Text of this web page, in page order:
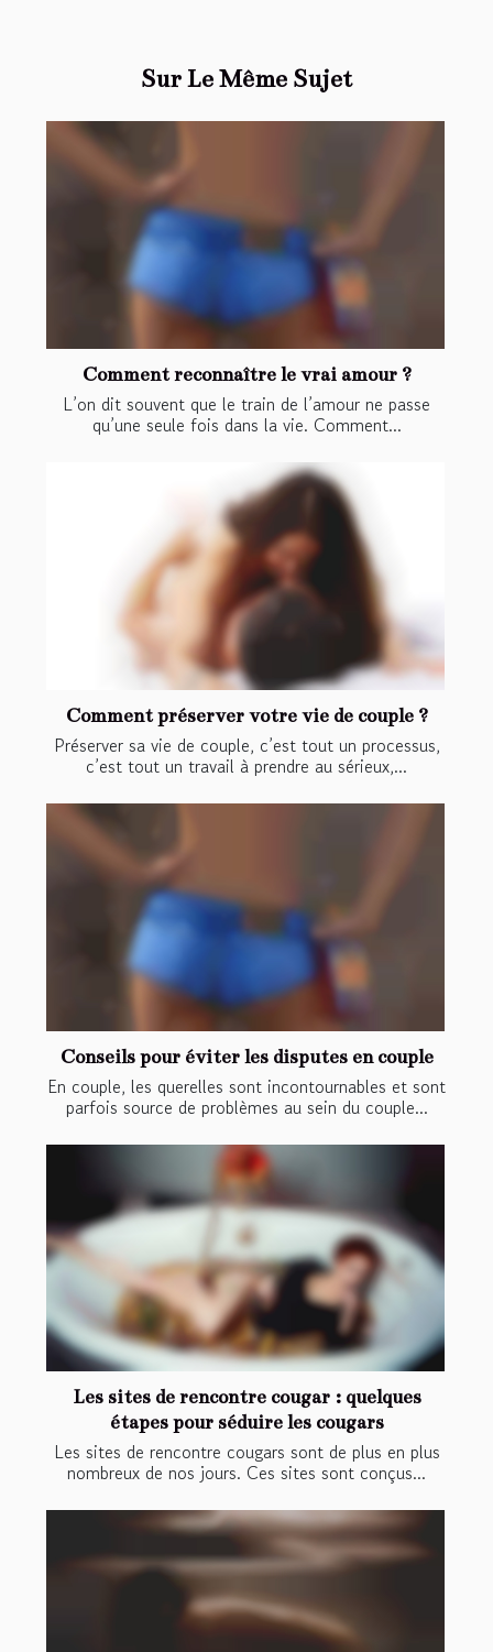
Sur Le Même Sujet
Comment reconnaître le vrai amour ?
L’on dit souvent que le train de l’amour ne passe
qu’une seule fois dans la vie. Comment...
Comment préserver votre vie de couple ?
Préserver sa vie de couple, c’est tout un processus,
c’est tout un travail à prendre au sérieux,...
Conseils pour éviter les disputes en couple
En couple, les querelles sont incontournables et sont
parfois source de problèmes au sein du couple...
Les sites de rencontre cougar : quelques
étapes pour séduire les cougars
Les sites de rencontre cougars sont de plus en plus
nombreux de nos jours. Ces sites sont conçus...